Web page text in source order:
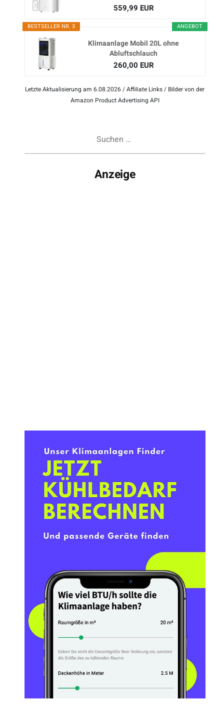
559,99 EUR
ANGEBOT
BESTSELLER NR. 3
Klimaanlage Mobil 20L ohne
Abluftschlauch
260,00 EUR
Letzte Aktualisierung am 6.08.2026 / Affiliate Links / Bilder von der
Amazon Product Advertising API
Anzeige